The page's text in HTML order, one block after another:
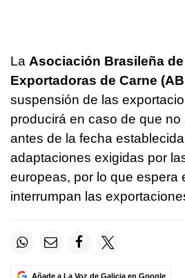
La Asociación Brasileña
Exportadoras de Carne
suspensión de las
producirá en caso de que no
antes de la fecha
adaptaciones exigidas por
europeas, por lo que espera
interrumpan las
Añade a La Voz de Galicia en Google